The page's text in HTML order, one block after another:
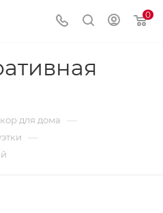
0
для дома —
—